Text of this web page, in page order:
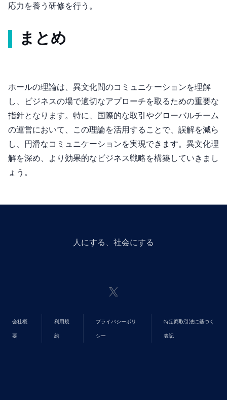
応力を養う研修を行う。
まとめ
ホール(1976)の理論は、異文化間のコミュニケーションを理解
し、ビジネスの場で適切なアプローチを取るための重要な
指針となります。特に、国際的な取引やグローバルチーム
の運営において、この理論を活用することで、誤解を減ら
し、円滑なコミュニケーションを実現できます。異文化理
解を深め、より効果的なビジネス戦略を構築していきまし
ょう。
人にGiveする、社会にGiveする
会社概
要
利用規
約
プライバシーポリ
シー
特定商取引法に基づく
表記